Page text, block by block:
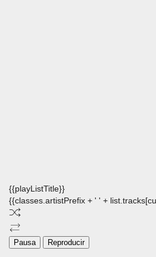
{{playListTitle}}
{{classes.artistPrefix + ' ' +
Pausa Reproducir